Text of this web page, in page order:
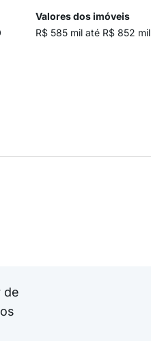
Valores dos imóveis
R$ 585 mil até R$ 852 mil
de